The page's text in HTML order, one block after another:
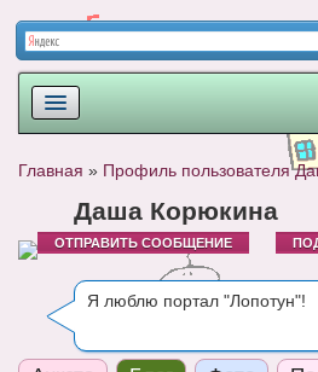
РОДЫ
НОВОРОЖДЕННЫЙ
РАЗВИТИЕ
ВОПРОС-ОТВЕТ
Главная » Профиль пользователя
Даша Корюкина
ОТПРАВИТЬ СООБЩЕНИЕ
Я люблю портал "Лопотун"!